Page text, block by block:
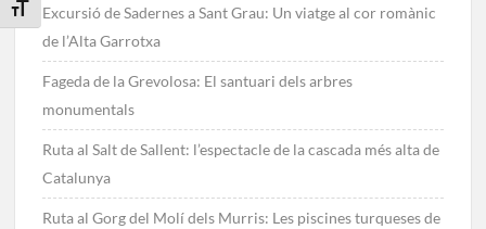
Toggle Font size
Excursió de Sadernes a Sant Grau: Un viatge al cor romànic
de l’Alta Garrotxa
Fageda de la Grevolosa: El santuari dels arbres
monumentals
Ruta al Salt de Sallent: l’espectacle de la cascada més alta de
Catalunya
Ruta al Gorg del Molí dels Murris: Les piscines turqueses de